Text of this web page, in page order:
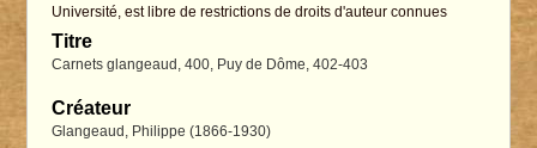
Université, est libre de restrictions de droits d'auteur connues
Titre
Carnets glangeaud, 400, Puy de Dôme, 402-403
Créateur
Glangeaud, Philippe (1866-1930)